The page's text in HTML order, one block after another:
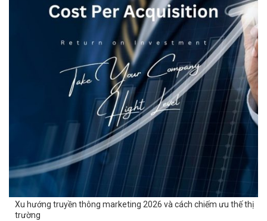
Xu hướng truyền thông marketing 2026 và cách chiếm ưu thế thị
trường